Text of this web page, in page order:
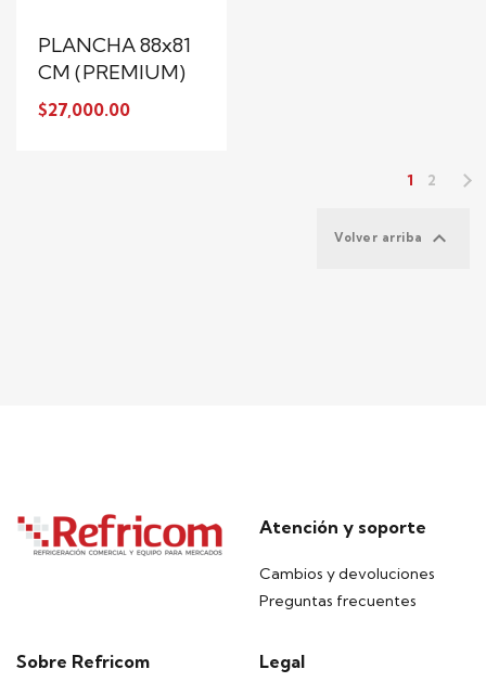
PLANCHA 88x81
CM (PREMIUM)
$27,000.00
1 2
Volver arriba 
Atención y soporte
Cambios y devoluciones
Preguntas frecuentes
Sobre Refricom Legal